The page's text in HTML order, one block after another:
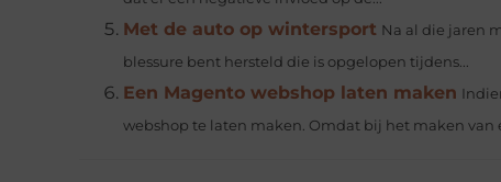
Met de auto op wintersport Na al die jaren
blessure bent hersteld die is opgelopen tijdens...
Een Magento webshop laten maken
webshop te laten maken. Omdat bij het maken van